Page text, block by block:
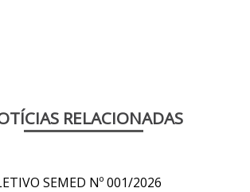
RELACIONADAS
SEMED Nº 001/2026